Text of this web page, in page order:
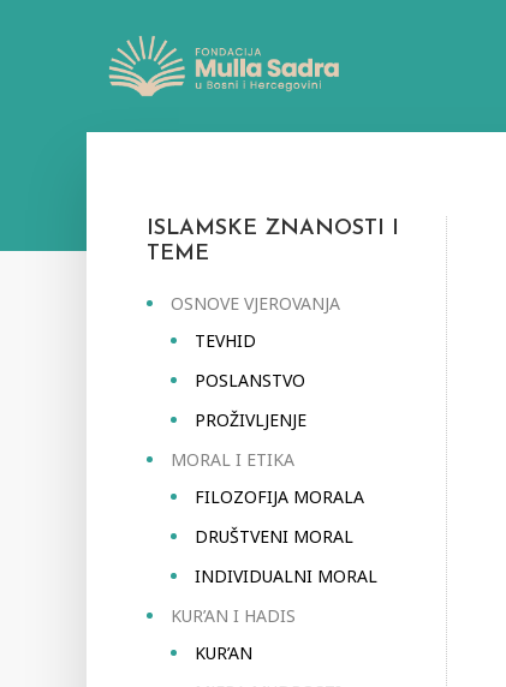
ISLAMSKE ZNANOSTI I
TEME
OSNOVE VJEROVANJA
TEVHID
POSLANSTVO
PROŽIVLJENJE
MORAL I ETIKA
FILOZOFIJA MORALA
DRUŠTVENI MORAL
INDIVIDUALNI MORAL
KUR’AN I HADIS
KUR’AN